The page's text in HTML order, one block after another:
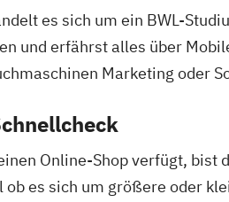
es sich um ein BWL-
und erfährst alles über
Marketing oder
Online-Shop verfügt,
es sich um größere oder